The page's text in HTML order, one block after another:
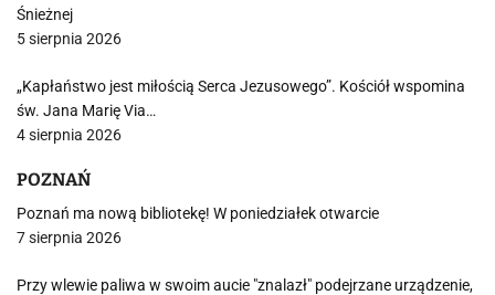
Śnieżnej
5 sierpnia 2026
„Kapłaństwo jest miłością Serca Jezusowego”. Kościół wspomina
św. Jana Marię Via…
4 sierpnia 2026
POZNAŃ
Poznań ma nową bibliotekę! W poniedziałek otwarcie
7 sierpnia 2026
Przy wlewie paliwa w swoim aucie "znalazł" podejrzane urządzenie,